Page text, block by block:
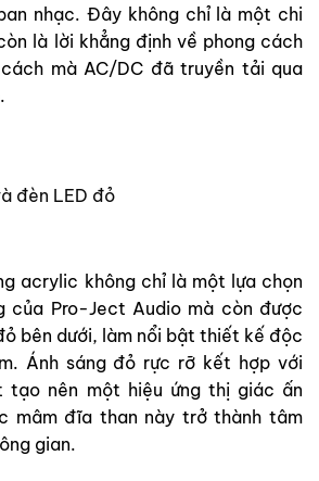
nhạc. Đây không chỉ là một chi
là lời khẳng định về phong cách
mà AC/DC đã truyền tải qua
đèn LED đỏ
acrylic không chỉ là một lựa chọn
của Pro-Ject Audio mà còn được
bên dưới, làm nổi bật thiết kế độc
Ánh sáng đỏ rực rỡ kết hợp với
tạo nên một hiệu ứng thị giác ấn
mâm đĩa than này trở thành tâm
gian.